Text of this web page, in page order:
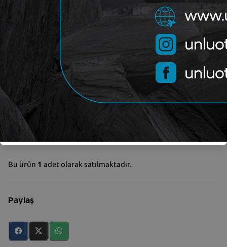
Marka
Gelince Haber Ver
Garanti ve iade koşulları
Stokta Yok
Bu ürün 1 adet olarak satılmaktadır.
Paylaş